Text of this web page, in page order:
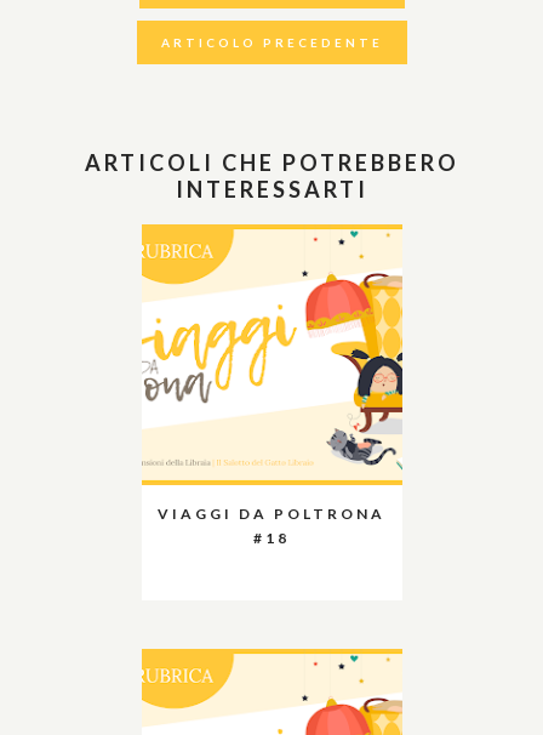
ARTICOLO PRECEDENTE
ARTICOLI CHE POTREBBERO
INTERESSARTI
VIAGGI DA POLTRONA
#18